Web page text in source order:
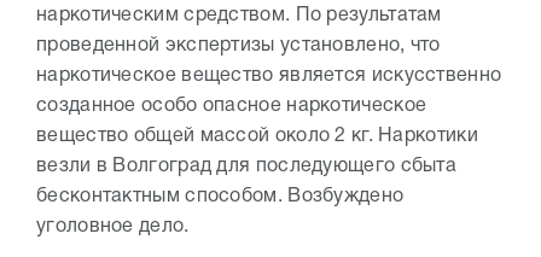
наркотическим средством. По результатам
проведенной экспертизы установлено, что
наркотическое вещество является искусственно
созданное особо опасное наркотическое
вещество общей массой около 2 кг. Наркотики
везли в Волгоград для последующего сбыта
бесконтактным способом. Возбуждено
уголовное дело.